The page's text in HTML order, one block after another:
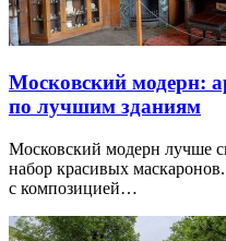
Московский модерн:
по лучшим зданиям
Московский модерн лучше
набор красивых
с композицией…